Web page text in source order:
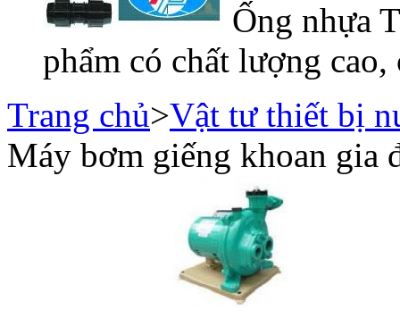
Ống nhựa
phẩm có chất lượng cao,
Trang chủ>Vật tư thiết bị
Máy bơm giếng khoan gia